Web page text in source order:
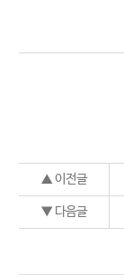
▲ 이전글
▼ 다음글